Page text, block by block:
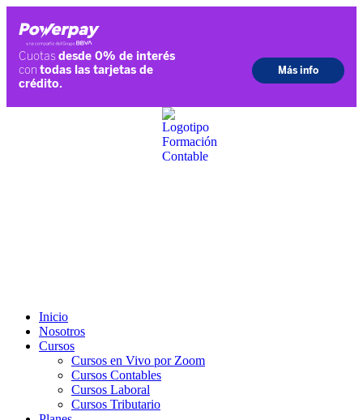
Inicio
Nosotros
Cursos
Cursos en Vivo por Zoom
Cursos Contables
Cursos Laboral
Cursos Tributario